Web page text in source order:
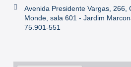
Avenida Presidente Vargas, 266,
Monde, sala 601 - Jardim
75.901-551